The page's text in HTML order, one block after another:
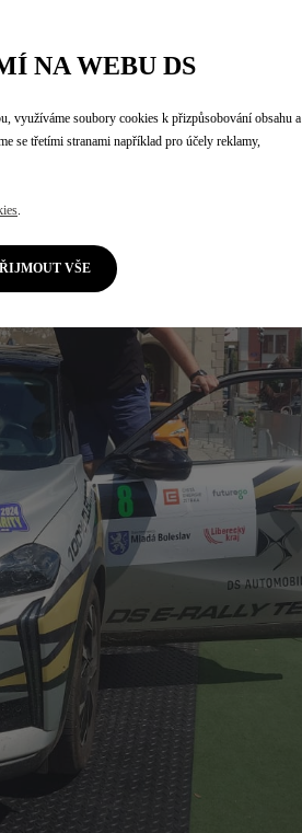
NA WEBU DS
využíváme soubory cookies k přizpůsobování obsahu a
se třetími stranami například pro účely reklamy,
.
VŠE